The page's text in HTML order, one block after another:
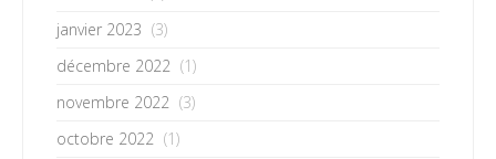
janvier 2023 (3)
décembre 2022 (1)
novembre 2022 (3)
octobre 2022 (1)